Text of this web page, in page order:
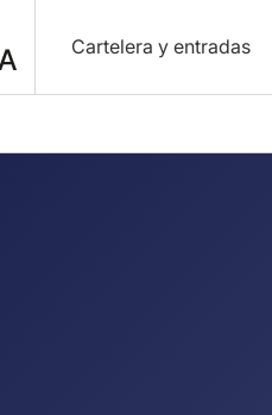
Cartelera y entradas